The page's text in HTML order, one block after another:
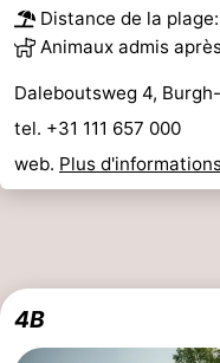
Distance de la
Animaux admis
Daleboutsweg 4,
tel. +31 111 657 000
web. Plus
4B